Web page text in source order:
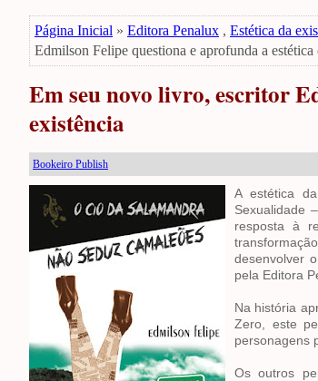
Página Inicial » Editora Penalux , Estética da
Edmilson Felipe questiona e aprofunda a estética
Em seu novo livro, escritor
existência
Bookeiro Publish
A estética
Sexualidade
resposta à
desenvolver
pela Editora
Na história
Zero, este
personagens
Os outros